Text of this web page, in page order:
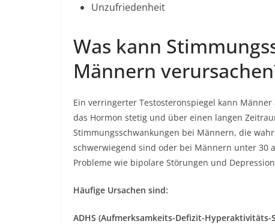
Unzufriedenheit
Was kann
Männern
Ein verringerter Testosteronspiegel kann
das Hormon stetig und über einen langen
Stimmungsschwankungen bei Männern, die
schwerwiegend sind oder bei Männern unter 30
Probleme wie bipolare Störungen und
Häufige Ursachen sind:
ADHS (Aufmerksamkeits-Defizit-Hyperaktivitäts-